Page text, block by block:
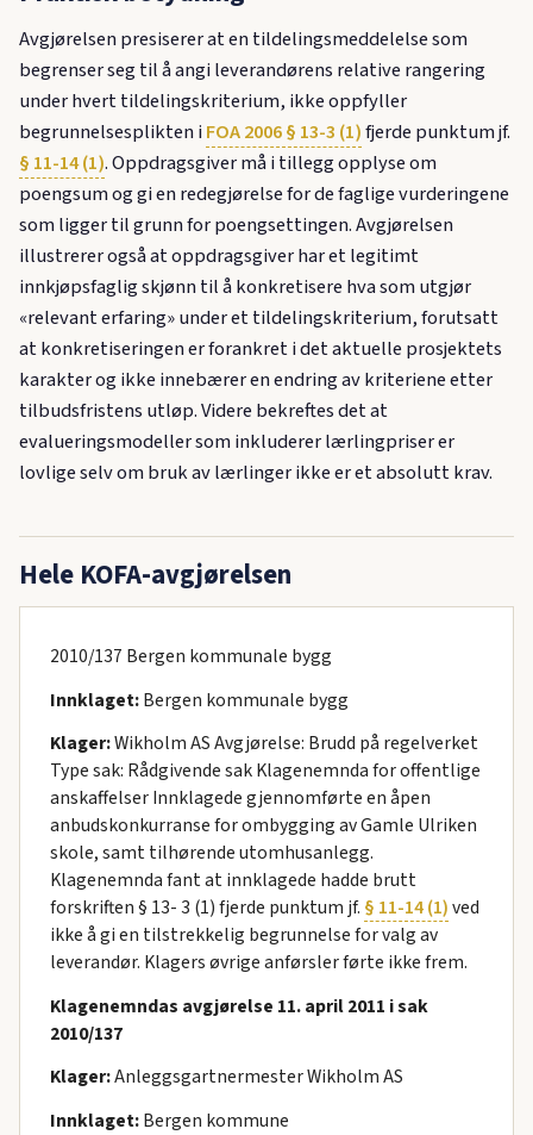
Avgjørelsen presiserer at en tildelingsmeddelelse som
begrenser seg til å angi leverandørens relative rangering
under hvert tildelingskriterium, ikke oppfyller
begrunnelsesplikten iFOA 2006 § 13-3 (1)fjerde punktum jf.
§ 11-14 (1). Oppdragsgiver må i tillegg opplyse om
poengsum og gi en redegjørelse for de faglige vurderingene
som ligger til grunn for poengsettingen. Avgjørelsen
illustrerer også at oppdragsgiver har et legitimt
innkjøpsfaglig skjønn til å konkretisere hva som utgjør
«relevant erfaring» under et tildelingskriterium, forutsatt
at konkretiseringen er forankret i det aktuelle prosjektets
karakter og ikke innebærer en endring av kriteriene etter
tilbudsfristens utløp. Videre bekreftes det at
evalueringsmodeller som inkluderer lærlingpriser er
lovlige selv om bruk av lærlinger ikke er et absolutt krav.
Hele KOFA-avgjørelsen
2010/137 Bergen kommunale bygg
Innklaget:Bergen kommunale bygg
Klager:Wikholm AS Avgjørelse: Brudd på regelverket
Type sak: Rådgivende sak Klagenemnda for offentlige
anskaffelser Innklagede gjennomførte en åpen
anbudskonkurranse for ombygging av Gamle Ulriken
skole, samt tilhørende utomhusanlegg.
Klagenemnda fant at innklagede hadde brutt
forskriften § 13- 3 (1) fjerde punktum jf. § 11-14 (1)ved
ikke å gi en tilstrekkelig begrunnelse for valg av
leverandør. Klagers øvrige anførsler førte ikke frem.
Klagenemndas avgjørelse 11. april 2011 i sak
2010/137
Klager:Anleggsgartnermester Wikholm AS
Innklaget:Bergen kommune